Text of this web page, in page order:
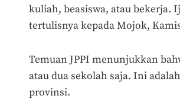
kuliah, beasiswa, atau bekerja.
tertulisnya kepada Mojok,
Temuan JPPI menunjukkan
atau dua sekolah saja. Ini
provinsi.